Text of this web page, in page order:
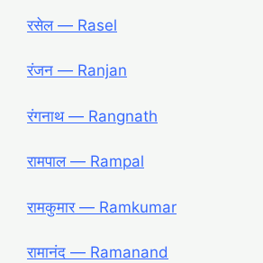
रसेल ― Rasel
रंजन ― Ranjan
रंगनाथ ― Rangnath
रामपाल ― Rampal
रामकुमार ― Ramkumar
रामानंद ― Ramanand